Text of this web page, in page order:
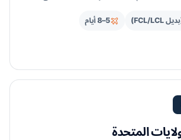
المرخصون تخليصك الجمركي. اختر الشحن
5–8 أيام